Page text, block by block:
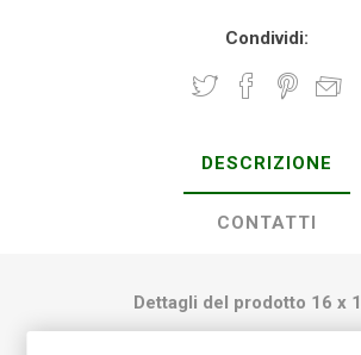
Condividi:
DESCRIZIONE
CONTATTI
Dettagli del prodotto 16 x